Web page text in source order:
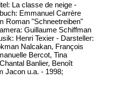
La classe de neige -
Emmanuel Carrère
Roman "Schneetreiben"
Guillaume Schiffman
Henri Texier - Darsteller:
Nalcakan, François
Bercot, Tina
Banlier, Benoît
Jacon u.a. - 1998;